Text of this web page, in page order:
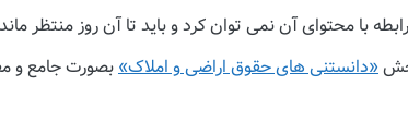
با محتوای آن نمی توان کرد و باید تا آن روز منتظر
«دانستنی های حقوق اراضی و املاک»بصورت جامع و